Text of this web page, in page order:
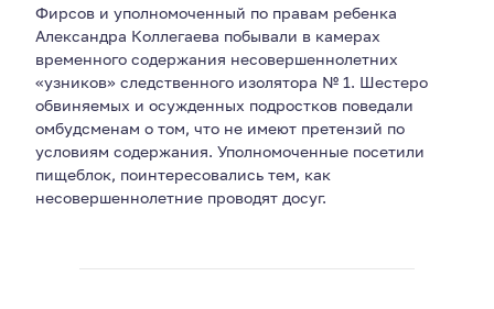
Фирсов и уполномоченный по правам ребенка
Александра Коллегаева побывали в камерах
временного содержания несовершеннолетних
«узников» следственного изолятора № 1. Шестеро
обвиняемых и осужденных подростков поведали
омбудсменам о том, что не имеют претензий по
условиям содержания. Уполномоченные посетили
пищеблок, поинтересовались тем, как
несовершеннолетние проводят досуг.